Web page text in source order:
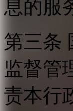
息的服
第三条
监督管
责本行